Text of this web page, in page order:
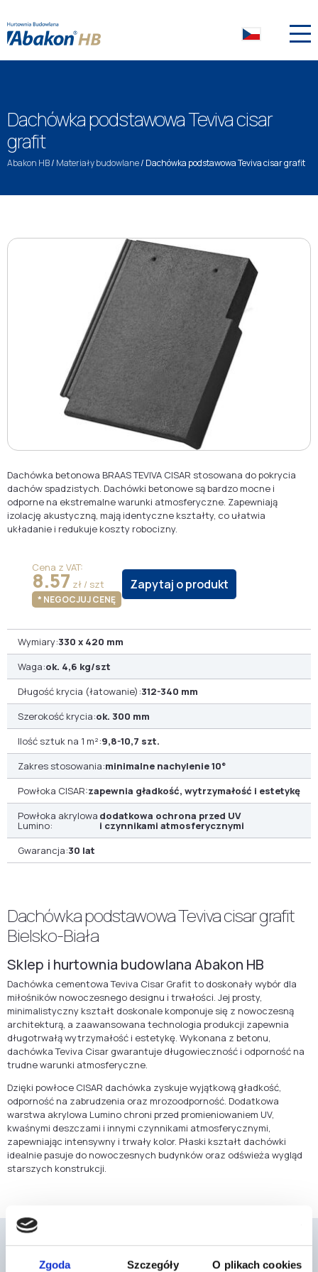
Zgoda Szczegóły O plikach cookies
Dachówka podstawowa Teviva cisar
grafit
Abakon HB/ Materiały budowlane/ Dachówka podstawowa Teviva cisar grafit
Dachówka betonowa BRAAS TEVIVA CISAR stosowana do pokrycia
dachów spadzistych. Dachówki betonowe są bardzo mocne i
odporne na ekstremalne warunki atmosferyczne. Zapewniają
izolację akustyczną, mają identyczne kształty, co ułatwia
układanie i redukuje koszty robocizny.
Cena z VAT:
8.57 zł / szt
* NEGOCJUJ CENĘ
Zapytaj o produkt
Wymiary:330 x 420 mm
Waga:ok. 4,6 kg/szt
Długość krycia (łatowanie):312-340 mm
Szerokość krycia:ok. 300 mm
Ilość sztuk na 1 m²:9,8-10,7 szt.
Zakres stosowania:minimalne nachylenie 10°
Powłoka CISAR:zapewnia gładkość, wytrzymałość i estetykę
Powłoka akrylowa
Lumino:
dodatkowa ochrona przed UV
i czynnikami atmosferycznymi
Gwarancja:30 lat
Dachówka podstawowa Teviva cisar grafit
Bielsko-Biała
Sklep i hurtownia budowlana Abakon HB
Dachówka cementowa Teviva Cisar Grafit to doskonały wybór dla
miłośników nowoczesnego designu i trwałości. Jej prosty,
minimalistyczny kształt doskonale komponuje się z nowoczesną
architekturą, a zaawansowana technologia produkcji zapewnia
długotrwałą wytrzymałość i estetykę. Wykonana z betonu,
dachówka Teviva Cisar gwarantuje długowieczność i odporność na
trudne warunki atmosferyczne.
Dzięki powłoce CISAR dachówka zyskuje wyjątkową gładkość,
odporność na zabrudzenia oraz mrozoodporność. Dodatkowa
warstwa akrylowa Lumino chroni przed promieniowaniem UV,
kwaśnymi deszczami i innymi czynnikami atmosferycznymi,
zapewniając intensywny i trwały kolor. Płaski kształt dachówki
idealnie pasuje do nowoczesnych budynków oraz odświeża wygląd
starszych konstrukcji.